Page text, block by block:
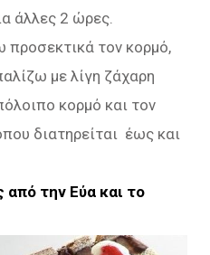
άλλες 2 ώρες.
προσεκτικά τον κορμό,
με λίγη ζάχαρη
κορμό και τον
διατηρείται έως και
την Εύα και το